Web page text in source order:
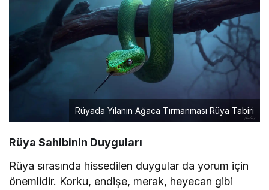
Rüyada Yılanın Ağaca Tırmanması Rüya Tabiri
Rüya Sahibinin Duyguları
Rüya sırasında hissedilen duygular da yorum için
önemlidir. Korku, endişe, merak, heyecan gibi